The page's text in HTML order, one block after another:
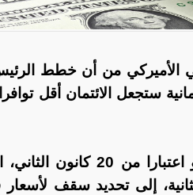
الأميركي من أن خطط
ستجعل الائتمان أقل
وقال ترامب الجمعة إنه يدعو
إلى تحديد سقف